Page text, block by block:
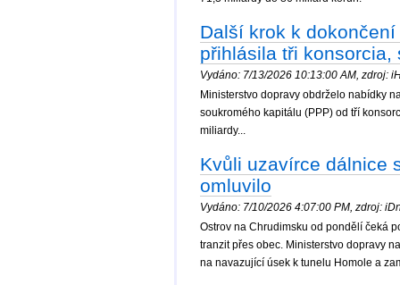
Další krok k
přihlásila tři
Vydáno: 7/13/2026 10:13:00 AM, zdroj:
Ministerstvo dopravy obdrželo nabídky
soukromého kapitálu (PPP) od tří
miliardy...
Kvůli uzavírce dálnice
omluvilo
Vydáno: 7/10/2026 4:07:00 PM, zdroj:
Ostrov na Chrudimsku od pondělí čeká
tranzit přes obec. Ministerstvo dopravy
na navazující úsek k tunelu Homole a